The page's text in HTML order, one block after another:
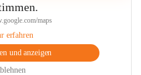
maps
erfahren
und anzeigen